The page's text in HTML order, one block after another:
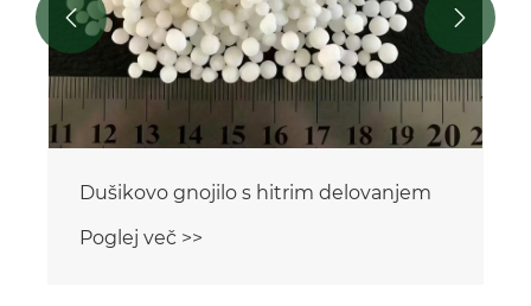
Dušikovo gnojilo s hitrim delovanjem
Poglej več >>
 